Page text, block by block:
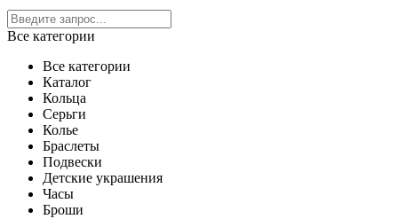
Все категории
Все категории
Каталог
Кольца
Серьги
Колье
Браслеты
Подвески
Детские украшения
Часы
Броши